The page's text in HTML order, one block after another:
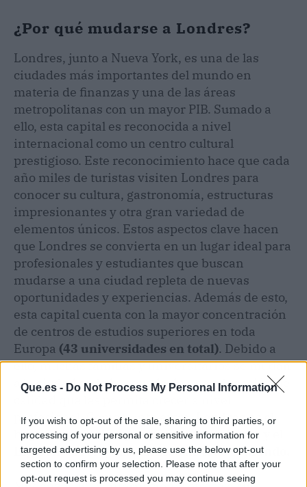
Que.es - Do Not Process My Personal Information
If you wish to opt-out of the sale, sharing to third parties, or
processing of your personal or sensitive information for
targeted advertising by us, please use the below opt-out
section to confirm your selection. Please note that after your
opt-out request is processed you may continue seeing
¿Por qué mudarse a Londres?
Londres, junto a Nueva York, es una de las
ciudades más importantes del mundo en
materia de finanzas y una de las áreas
metropolitanas con un mayor PIB. Sumado a
ello, esta capital es reconocida a nivel
internacional como un centro cultural
prestigioso. Este reconocimiento hace que cada
año miles de turistas visiten Londres para
conocer su cultura, gastronomía, estructuras
impresionantes y otra gran variedad de
elementos únicos. Estos aspectos clave hacen
que Londres se convierta en un lugar ideal para
profesionales y estudiantes que buscan
mudarse a una ciudad repleta de nuevas
oportunidades y experiencias. Además de esto,
esta capital cuenta con la mayor concentración
de centros de estudios superiores en toda
Europa (43 universidades en total). Debido a
ello, muchas familias y universitarios se mudan
a la ciudad en la búsqueda de una educación de
profesional. Como punto extra, Londres es el
hogar de palacios, parques emblemáticos y el
Big Ben, el reloj más famoso de todo el mundo.